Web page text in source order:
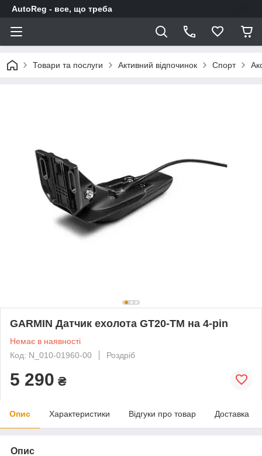
AutoReg - все, що треба
Товари та послуги Активний відпочинок Спорт
GARMIN Датчик ехолота GT20-TM на 4-pin
Немає в наявності
Код: N_010-01960-00
Роздріб
5 290 ₴
Опис Характеристики Відгуки про товар Доставка
Опис